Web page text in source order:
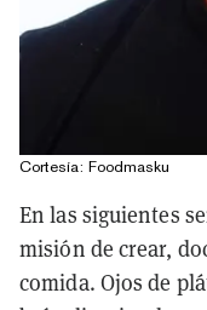
Cortesía: Foodmasku
En las siguientes
misión de crear,
comida. Ojos de